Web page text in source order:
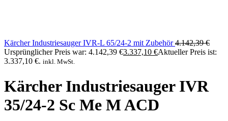
Kärcher Industriesauger IVR-L 65/24-2 mit Zubehör4.142,39€
Ursprünglicher Preis war: 4.142,39 €3.337,10 €Aktueller Preis ist:
3.337,10 €. inkl. MwSt.
Kärcher Industriesauger IVR
35/24-2 Sc Me M ACD